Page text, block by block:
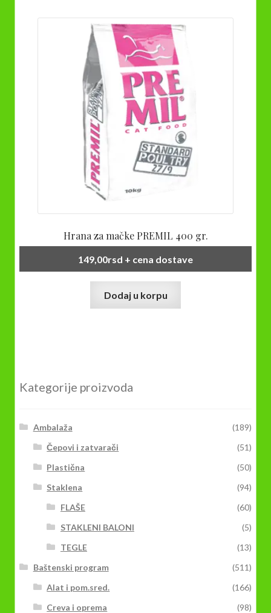
Hrana za mačke PREMIL 400 gr.
149,00rsd + cena dostave
Dodaj u korpu
Kategorije proizvoda
Ambalaža
(189)
Čepovi i zatvarači
(51)
Plastična
(50)
Staklena
(94)
FLAŠE
(60)
STAKLENI BALONI
(5)
TEGLE
(13)
Baštenski program
(511)
Alat i pom.sred.
(166)
Creva i oprema
(98)